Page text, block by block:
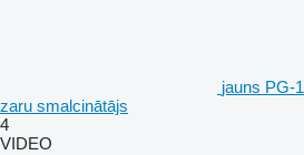
jauns PG-
zaru smalcinātājs
4
VIDEO